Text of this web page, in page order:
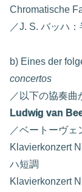
Chromatische
／J. S. バッハ
b) Eines der
concertos
／以下の協奏曲
Ludwig van
／ベートーヴェ
Klavierkonzert
ハ短調
Klavierkonzert